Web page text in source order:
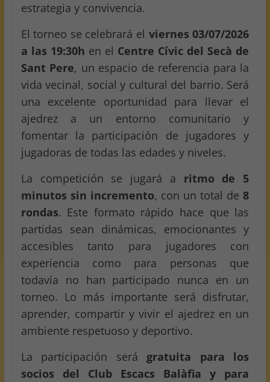
estrategia y convivencia.
El torneo se celebrará el viernes 03/07/2026
a las 19:30h en el Centre Cívic del Secà de
Sant Pere, un espacio de referencia para la
vida vecinal, social y cultural del barrio. Será
una excelente oportunidad para llevar el
ajedrez a un entorno comunitario y
fomentar la participación de jugadores y
jugadoras de todas las edades y niveles.
La competición se jugará a ritmo de 5
minutos sin incremento, con un total de8
rondas. Este formato rápido hace que las
partidas sean dinámicas, emocionantes y
accesibles tanto para jugadores con
experiencia como para personas que
todavía no han participado nunca en un
torneo. Lo más importante será disfrutar,
aprender, compartir y vivir el ajedrez en un
ambiente respetuoso y deportivo.
La participación será gratuita para los
socios del Club Escacs Balàfia y para